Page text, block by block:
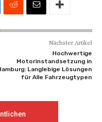
Nächster Artikel
Hochwertige
Motorinstandsetzung in
Langlebige Lösungen
für Alle Fahrzeugtypen